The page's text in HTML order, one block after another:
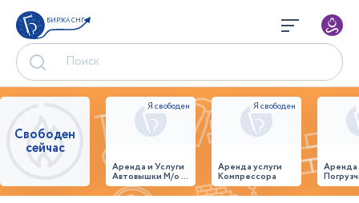
БИРЖА СНГ
Свободен
сейчас
Аренда и Услуги
Автовышки М/о г.
Домодедово
26,28,32 место
Аренда услуги
Компрессора